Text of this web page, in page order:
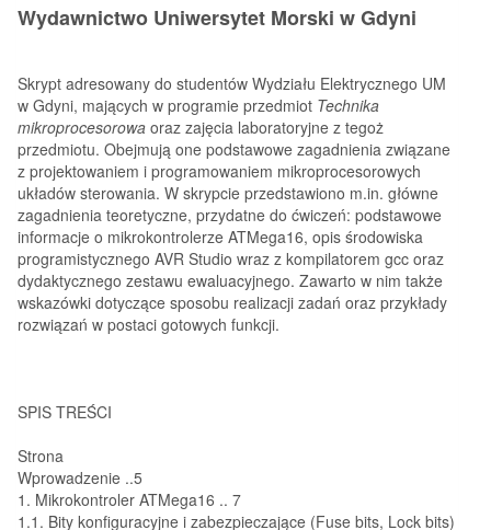
Wydawnictwo Uniwersytet Morski w Gdyni
Skrypt adresowany do studentów Wydziału Elektrycznego UM
w Gdyni, mających w programie przedmiot Technika
mikroprocesorowa oraz zajęcia laboratoryjne z tegoż
przedmiotu. Obejmują one podstawowe zagadnienia związane
z projektowaniem i programowaniem mikroprocesorowych
układów sterowania. W skrypcie przedstawiono m.in. główne
zagadnienia teoretyczne, przydatne do ćwiczeń: podstawowe
informacje o mikrokontrolerze ATMega16, opis środowiska
programistycznego AVR Studio wraz z kompilatorem gcc oraz
dydaktycznego zestawu ewaluacyjnego. Zawarto w nim także
wskazówki dotyczące sposobu realizacji zadań oraz przykłady
rozwiązań w postaci gotowych funkcji.
SPIS TREŚCI
Strona
Wprowadzenie ..5
1. Mikrokontroler ATMega16 .. 7
1.1. Bity konfiguracyjne i zabezpieczające (Fuse bits, Lock bits)